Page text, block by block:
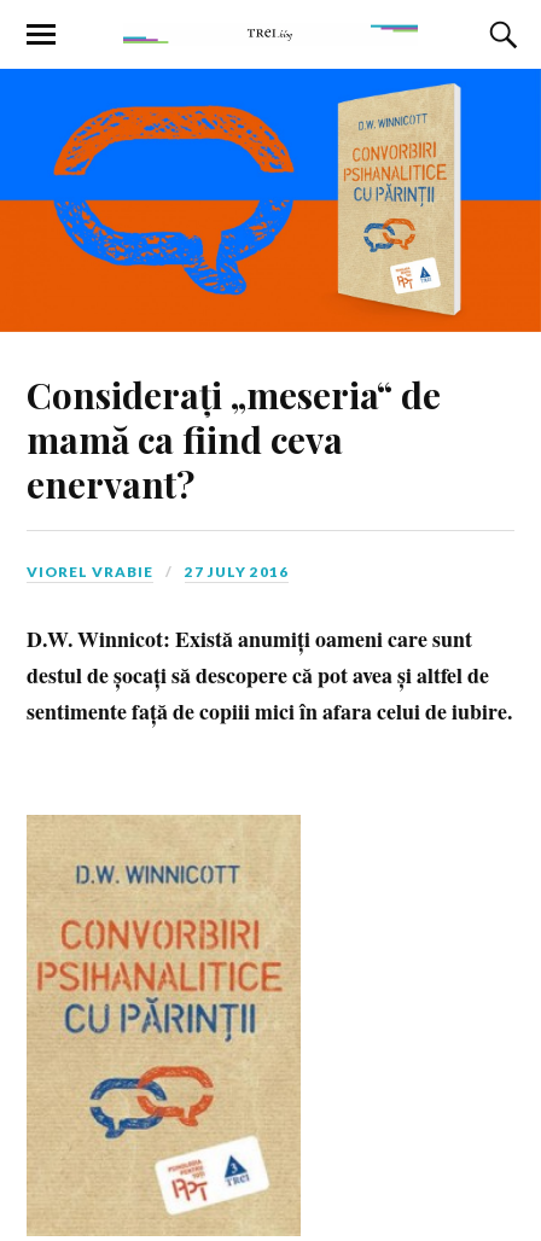
Considerați „meseria“ de
mamă ca fiind ceva
enervant?
VIOREL VRABIE 27 JULY 2016
D.W. Winnicot: Există anumiți oameni care sunt
destul de șocați să descopere că pot avea și altfel de
sentimente față de copiii mici în afara celui de iubire.